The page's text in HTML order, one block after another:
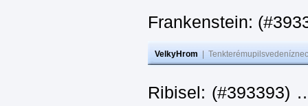
Frankenstein:
VelkyHrom
Ribisel: (#393393)